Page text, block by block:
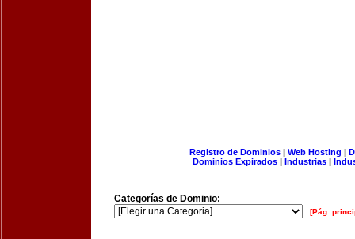
Registro de Dominios| Web Hosting |
Dominios Expirados | Industrias |
Categorías de Dominio:
[Pág.